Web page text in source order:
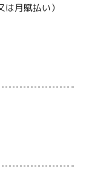
月賦払い）